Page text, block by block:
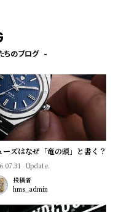
ちのブログ
ーズはなぜ「竜の頭」と書く？
Update.
投稿者
hms_admin